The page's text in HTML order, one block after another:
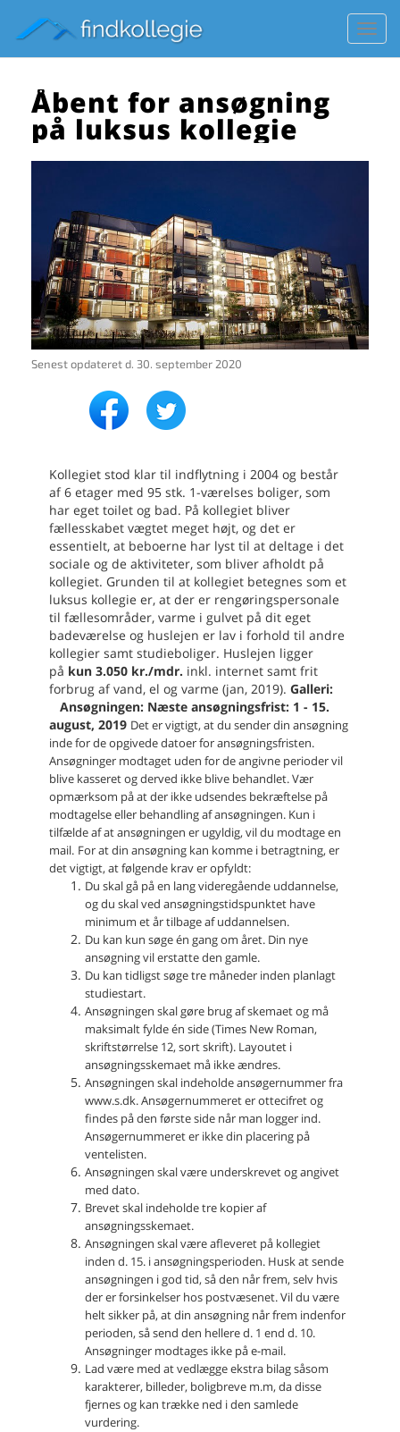
Åbent for ansøgning
på luksus kollegie
Senest opdateret d. 30. september 2020
Kollegiet stod klar til indflytning i 2004 og består
af 6 etager med 95 stk. 1-værelses boliger, som
har eget toilet og bad. På kollegiet bliver
fællesskabet vægtet meget højt, og det er
essentielt, at beboerne har lyst til at deltage i det
sociale og de aktiviteter, som bliver afholdt på
kollegiet. Grunden til at kollegiet betegnes som et
luksus kollegie er, at der er rengøringspersonale
til fællesområder, varme i gulvet på dit eget
badeværelse og huslejen er lav i forhold til andre
kollegier samt studieboliger. Huslejen ligger
på kun 3.050 kr./mdr. inkl. internet samt frit
forbrug af vand, el og varme (jan, 2019). Galleri:
Ansøgningen: Næste ansøgningsfrist: 1 - 15.
august, 2019 Det er vigtigt, at du sender din ansøgning
inde for de opgivede datoer for ansøgningsfristen.
Ansøgninger modtaget uden for de angivne perioder vil
blive kasseret og derved ikke blive behandlet.Vær
opmærksom på at der ikke udsendes bekræftelse på
modtagelse eller behandling af ansøgningen. Kun i
tilfælde af at ansøgningen er ugyldig, vil du modtage en
mail. For at din ansøgning kan komme i betragtning, er
det vigtigt, at følgende krav er opfyldt:
Du skal gå på en lang videregående uddannelse,
og du skal ved ansøgningstidspunktet have
minimum et år tilbage af uddannelsen.
Du kan kun søge én gang om året. Din nye
ansøgning vil erstatte den gamle.
Du kan tidligst søge tre måneder inden planlagt
studiestart.
Ansøgningen skal gøre brug af skemaet og må
maksimalt fylde én side (Times New Roman,
skriftstørrelse 12, sort skrift). Layoutet i
ansøgningsskemaet må ikke ændres.
Ansøgningen skal indeholde ansøgernummer fra
www.s.dk. Ansøgernummeret er ottecifret og
findes på den første side når man logger ind.
Ansøgernummeret er ikke din placering på
ventelisten.
Ansøgningen skal være underskrevet og angivet
med dato.
Brevet skal indeholde tre kopier af
ansøgningsskemaet.
Ansøgningen skal være afleveret på kollegiet
inden d. 15. i ansøgningsperioden. Husk at sende
ansøgningen i god tid, så den når frem, selv hvis
der er forsinkelser hos postvæsenet. Vil du være
helt sikker på, at din ansøgning når frem indenfor
perioden, så send den hellere d. 1 end d. 10.
Ansøgninger modtages ikke på e-mail.
Lad være med at vedlægge ekstra bilag såsom
karakterer, billeder, boligbreve m.m, da disse
fjernes og kan trække ned i den samlede
vurdering.